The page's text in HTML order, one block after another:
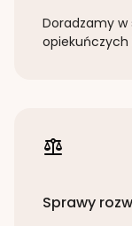
Doradzamy
Sprawy